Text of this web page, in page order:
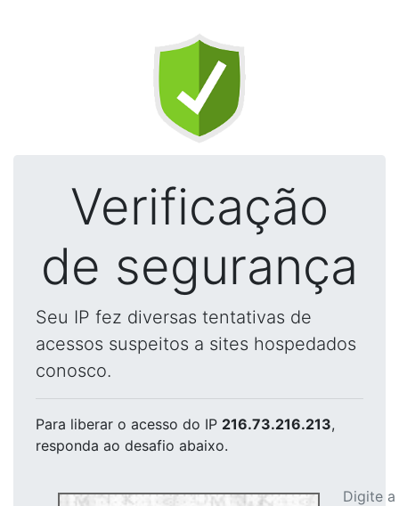
Verificação
de segurança
Seu IP fez diversas tentativas de
acessos suspeitos a sites hospedados
conosco.
Para liberar o acesso do IP 216.73.216.213,
responda ao desafio abaixo.
Digite